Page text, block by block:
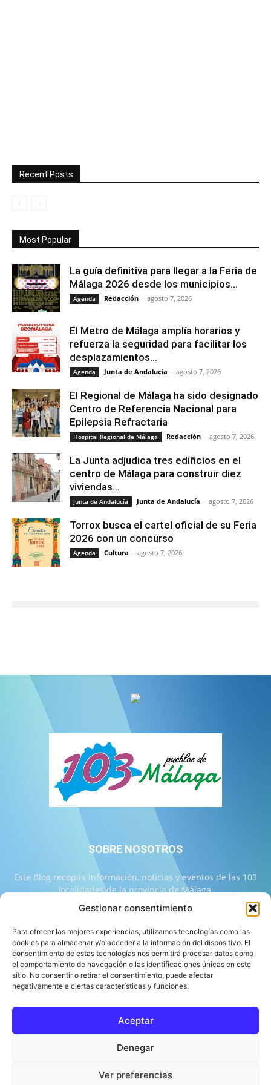
Gestionar consentimiento
Para ofrecer las mejores experiencias, utilizamos tecnologías como las
cookies para almacenar y/o acceder a la información del dispositivo. El
consentimiento de estas tecnologías nos permitirá procesar datos como
el comportamiento de navegación o las identificaciones únicas en este
sitio. No consentir o retirar el consentimiento, puede afectar
negativamente a ciertas características y funciones.
Aceptar
Denegar
Ver preferencias
Recent Posts
Most Popular
La guía definitiva para llegar a la Feria de
Málaga 2026 desde los municipios...
Agenda Redacción - agosto 7, 2026
El Metro de Málaga amplía horarios y
refuerza la seguridad para facilitar los
desplazamientos...
Agenda Junta de Andalucía - agosto 7, 2026
El Regional de Málaga ha sido designado
Centro de Referencia Nacional para
Epilepsia Refractaria
Hospital Regional de Málaga Redacción - agosto 7, 2026
La Junta adjudica tres edificios en el
centro de Málaga para construir diez
viviendas...
Junta de Andalucía Junta de Andalucía - agosto 7, 2026
Torrox busca el cartel oficial de su Feria
2026 con un concurso
Agenda Cultura - agosto 7, 2026
SOBRE NOSOTROS
Este Blog recopila información, noticias y eventos de las 103
localidades de la provincia de Málaga.
Contáctanos: info@103malaga.com
SÍGUENOS
Equipo de 103 Málaga
Aviso Legal